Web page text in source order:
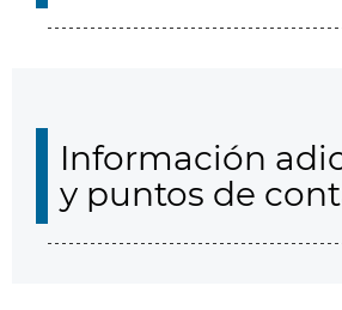
Información
y puntos de